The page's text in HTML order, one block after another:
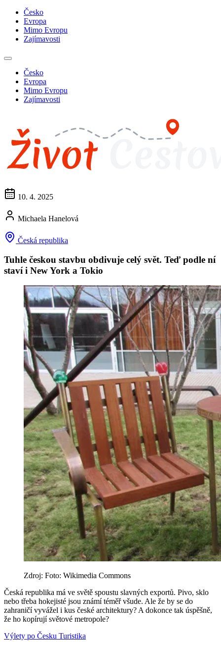
Česko
Evropa
Mimo Evropu
Zajímavosti
Česko
Evropa
Mimo Evropu
Zajímavosti
10. 4. 2025
Michaela Hanelová
Česká republika
Tuhle českou stavbu obdivuje celý svět. Teď podle ní
staví i New York a Tokio
Zdroj: Foto: Wikimedia Commons
Česká republika má ve světě spoustu slavných exportů. Pivo, sklo
nebo třeba hokejisté jsou známí téměř všude. Ale že by se do
zahraničí vyvážel i kus české architektury? A dokonce tak úspěšně,
že ho kopírují světové metropole?
Výlety po Česku Turistika